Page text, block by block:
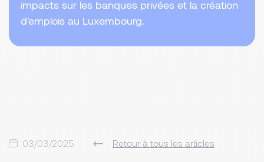
impacts sur les banques privées et la création
d'emplois au Luxembourg.
03/03/2025 Retour à tous les articles